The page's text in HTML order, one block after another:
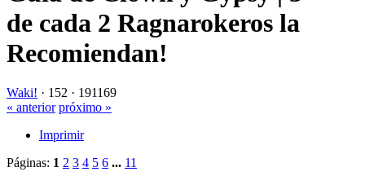
de cada 2 Ragnarokeros la
Recomiendan!
Waki! · 152 · 191169
« anterior próximo »
Imprimir
Páginas: 1 2 3 4 5 6 ... 11